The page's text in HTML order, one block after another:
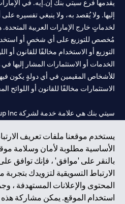
يستخدم موقعنا ملفات تعريف
الأساسية مطلوبة لأمان وسلامة
بالنقر على 'موافق' ، فإنك توافق
الارتباط التسويقية لتزويدك
المحتوى والإعلانات المستهدفة ،
استخدام الموقع. يمكن مشاركة
يقدمها فرع سيتي بنك إن.إيه. في
إليها. ولا يُقصد به، ولا ينبغي تفسيره
لخدماتٍ خارج الإمارات العربية المتحدة.
مُخصص للتوزيع على أي شخصٍ أو
التوزيع أو الاستخدام مخالفًا للقانون أو
الخدمات أو الاستثمارات المشار إليها
للأشخاص المقيمين في أي دولةٍ يكون
الاستثمارات مخالفًا للقانون أو اللوائح
سيتي بنك إن. إيه. الإمارات مسجل
الإمارات في دبي، و CN-1002019 لفرع أبوظبي. هاتف: 4000 311 04.
فرع سيتي بنك إن إيه - الإمارات
الإمارات العربية المتحدة المركزي